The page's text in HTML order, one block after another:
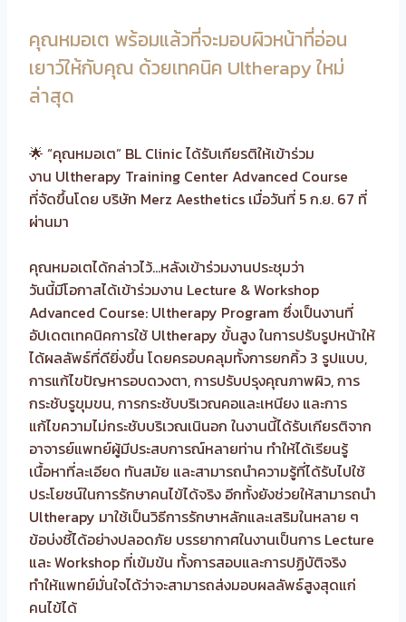
คุณหมอเต พร้อมแล้วที่จะมอบผิวหน้าที่อ่อน
เยาว์ให้กับคุณ ด้วยเทคนิค Ultherapy ใหม่
ล่าสุด
🌟 “คุณหมอเต” BL Clinic ได้รับเกียรติให้เข้าร่วม
งาน Ultherapy Training Center Advanced Course
ที่จัดขึ้นโดย บริษัท Merz Aesthetics เมื่อวันที่ 5 ก.ย. 67 ที่
ผ่านมา
คุณหมอเตได้กล่าวไว้…หลังเข้าร่วมงานประชุมว่า
วันนี้มีโอกาสได้เข้าร่วมงาน Lecture & Workshop
Advanced Course: Ultherapy Program ซึ่งเป็นงานที่
อัปเดตเทคนิคการใช้ Ultherapy ขั้นสูง ในการปรับรูปหน้าให้
ได้ผลลัพธ์ที่ดียิ่งขึ้น โดยครอบคลุมทั้งการยกคิ้ว 3 รูปแบบ,
การแก้ไขปัญหารอบดวงตา, การปรับปรุงคุณภาพผิว, การ
กระชับรูขุมขน, การกระชับบริเวณคอและเหนียง และการ
แก้ไขความไม่กระชับบริเวณเนินอก ในงานนี้ได้รับเกียรติจาก
อาจารย์แพทย์ผู้มีประสบการณ์หลายท่าน ทำให้ได้เรียนรู้
เนื้อหาที่ละเอียด ทันสมัย และสามารถนำความรู้ที่ได้รับไปใช้
ประโยชน์ในการรักษาคนไข้ได้จริง อีกทั้งยังช่วยให้สามารถนำ
Ultherapy มาใช้เป็นวิธีการรักษาหลักและเสริมในหลาย ๆ
ข้อบ่งชี้ได้อย่างปลอดภัย บรรยากาศในงานเป็นการ Lecture
และ Workshop ที่เข้มข้น ทั้งการสอบและการปฏิบัติจริง
ทำให้แพทย์มั่นใจได้ว่าจะสามารถส่งมอบผลลัพธ์สูงสุดแก่
คนไข้ได้